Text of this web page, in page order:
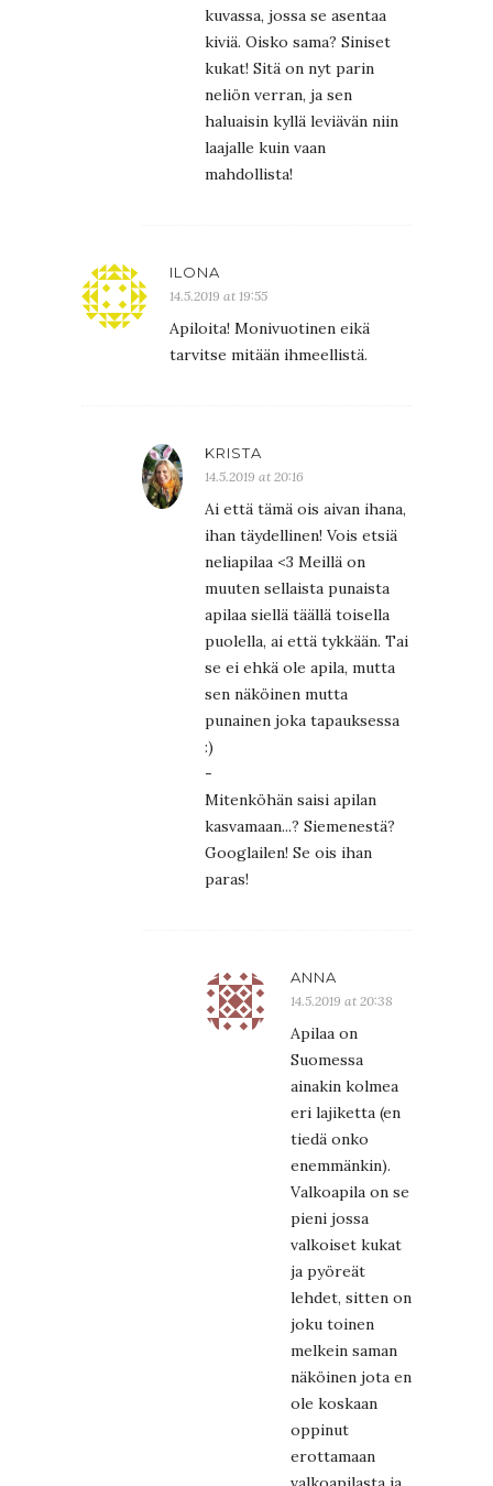
kuvassa, jossa se asentaa
kiviä. Oisko sama? Siniset
kukat! Sitä on nyt parin
neliön verran, ja sen
haluaisin kyllä leviävän niin
laajalle kuin vaan
mahdollista!
ILONA
14.5.2019 at 19:55
Apiloita! Monivuotinen eikä
tarvitse mitään ihmeellistä.
KRISTA
14.5.2019 at 20:16
Ai että tämä ois aivan ihana,
ihan täydellinen! Vois etsiä
neliapilaa <3 Meillä on
muuten sellaista punaista
apilaa siellä täällä toisella
puolella, ai että tykkään. Tai
se ei ehkä ole apila, mutta
sen näköinen mutta
punainen joka tapauksessa
:)
-
Mitenköhän saisi apilan
kasvamaan...? Siemenestä?
Googlailen! Se ois ihan
paras!
ANNA
14.5.2019 at 20:38
Apilaa on
Suomessa
ainakin kolmea
eri lajiketta (en
tiedä onko
enemmänkin).
Valkoapila on se
pieni jossa
valkoiset kukat
ja pyöreät
lehdet, sitten on
joku toinen
melkein saman
näköinen jota en
ole koskaan
oppinut
erottamaan